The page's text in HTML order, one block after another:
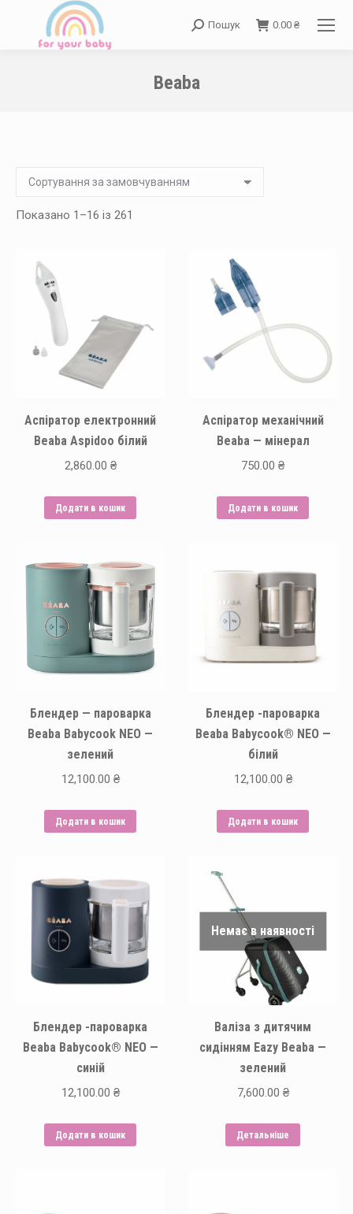
Search:
Пошук 0.00 ₴
Beaba
Показано 1–16 із 261
Аспіратор електронний
Beaba Aspidoo білий
2,860.00 ₴
Додати в кошик
Аспіратор механічний
Beaba — мінерал
750.00 ₴
Додати в кошик
Блендер — пароварка
Beaba Babycook NEO —
зелений
12,100.00 ₴
Додати в кошик
Блендер -пароварка
Beaba Babycook® NEO —
білий
12,100.00 ₴
Додати в кошик
Блендер -пароварка
Beaba Babycook® NEO —
синій
12,100.00 ₴
Додати в кошик
Немає в наявності
Валіза з дитячим
сидінням Eazy Beaba —
зелений
7,600.00 ₴
Детальніше